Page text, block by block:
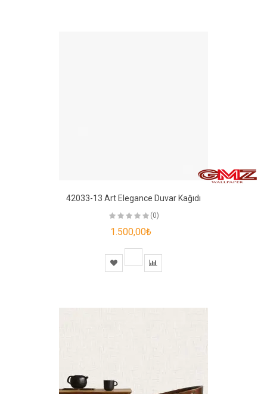
42033-13 Art Elegance Duvar Kağıdı
(0)
1.500,00₺